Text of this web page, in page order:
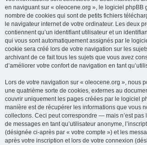
en naviguant sur « oleocene.org », le logiciel phpBB
nombre de cookies qui sont de petits fichiers
le navigateur internet de votre ordinateur. Les deux
contiennent qu’un identifiant utilisateur et un
qui vous sont automatiquement assignés par le
cookie sera créé lors de votre navigation sur les
archivant de ce fait tous les sujets que vous avez
d’améliorer votre confort de navigation en tant
Lors de votre navigation sur « oleocene.org », nous
une quatrième sorte de cookies, externes au
couvrir uniquement les pages créées par le logiciel
manière est de récupérer les informations que vous
collectons. Ceci peut correspondre — mais n’est
de messages en tant qu’utilisateur anonyme,
(désignée ci-après par « votre compte ») et les
après votre inscription et lors de votre connexion